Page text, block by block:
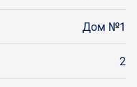
Дом №1
2